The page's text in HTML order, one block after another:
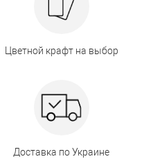
Цветной крафт на выбор
Доставка по Украине